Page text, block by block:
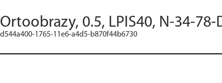
Ortoobrazy, 0.5, LPIS40, N-34-78-
d544a400-1765-11e6-a4d5-b870f44b6730